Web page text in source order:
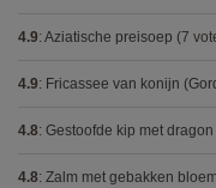
4.9: Aziatische preisoep (7
4.9: Fricassee van konijn
4.8: Gestoofde kip met dragon
4.8: Zalm met gebakken